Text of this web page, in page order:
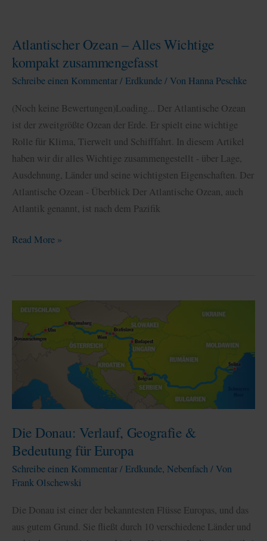
Atlantischer Ozean – Alles Wichtige
kompakt zusammengefasst
Schreibe einen Kommentar/ Erdkunde/ Von Hanna Peschke
(Noch keine Bewertungen)Loading... Der Atlantische Ozean
ist der zweitgrößte Ozean der Erde. Er spielt eine wichtige
Rolle für Klima, Tierwelt und Schifffahrt. In diesem Artikel
haben wir dir alles Wichtige zusammengestellt - über Lage,
Ausdehnung, Länder und seine wichtigsten Eigenschaften. Der
Atlantische Ozean - Überblick Der Atlantische Ozean, auch
Atlantik genannt, ist nach dem Pazifik
Atlantischer
Wichtige
kompakt
zusammengefasst
Read More »
Die Donau: Verlauf, Geografie &
Bedeutung für Europa
Schreibe einen Kommentar/ Erdkunde, Nebenfach/ Von
Frank Olschewski
Die Donau ist einer der bekanntesten Flüsse Europas, und das
aus gutem Grund. Sie fließt durch 10 verschiedene Länder und